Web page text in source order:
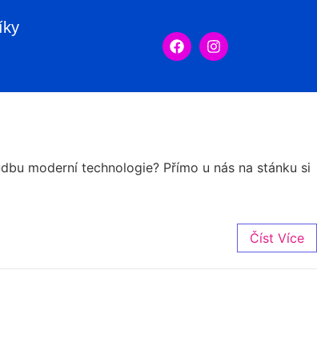
moderní technologie? Přímo u nás na stánku si
Číst Více